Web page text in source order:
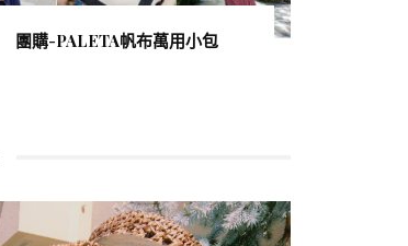
團購-PALETA帆布萬用小包